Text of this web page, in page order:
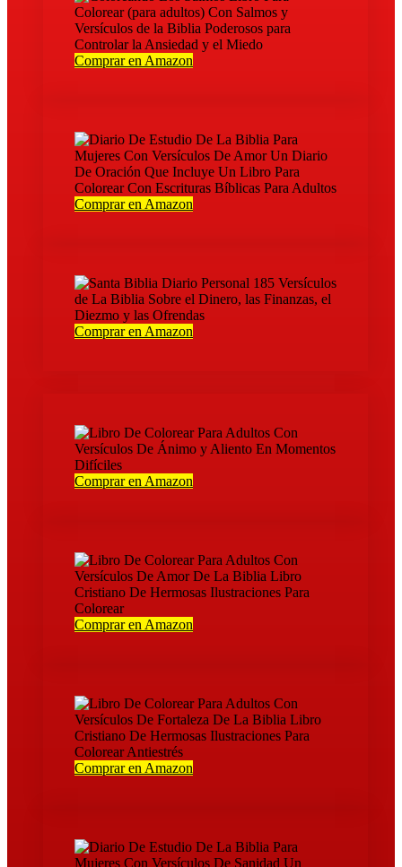
Comprar en Amazon
Comprar en Amazon
Comprar en Amazon
Comprar en Amazon
Comprar en Amazon
Comprar en Amazon